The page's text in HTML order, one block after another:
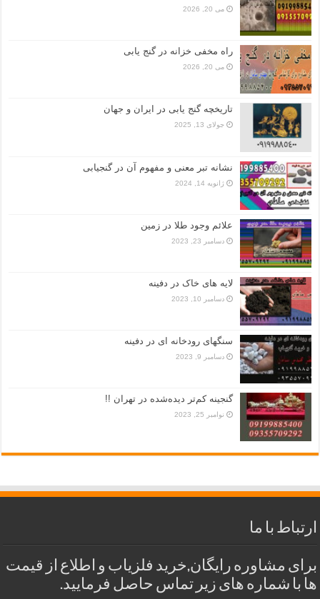
می 20, 2026
راه مخفی خزانه در گنج یابی
می 20, 2026
تاریخچه گنج‌ یابی در ایران و جهان
جولای 13, 2025
نشانه تبر معنی و مفهوم آن در گنجیابی
ژانویه 14, 2024
علائم وجود طلا در زمین
دسامبر 23, 2023
لایه های خاک در دفینه
دسامبر 10, 2023
سنگهای رودخانه ای در دفینه
دسامبر 9, 2023
گنجینه کم‌تر دیده‌شده در تهران !!
نوامبر 25, 2023
ارتباط با ما
برای مشاوره رایگان,خرید فلزیاب و اطلاع از قیمت
ها با شماره های زیر تماس حاصل فرمایید.